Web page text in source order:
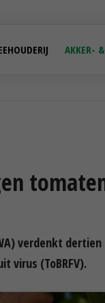
AKKER-
verdenkt
virus (ToBRFV).